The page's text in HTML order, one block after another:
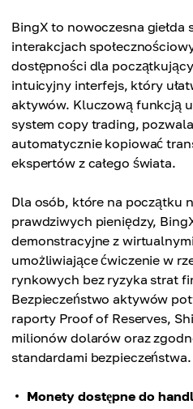
BingX to nowoczesna giełda
interakcjach
dostępności dla
intuicyjny interfejs, który
aktywów. Kluczową funkcją
system copy trading,
automatycznie kopiować
ekspertów z całego świata.
Dla osób, które na początku
prawdziwych pieniędzy,
demonstracyjne z
umożliwiające ćwiczenie w
rynkowych bez ryzyka strat
Bezpieczeństwo aktywów
raporty Proof of Reserves,
milionów dolarów oraz
standardami bezpieczeństwa.
Monety dostępne do